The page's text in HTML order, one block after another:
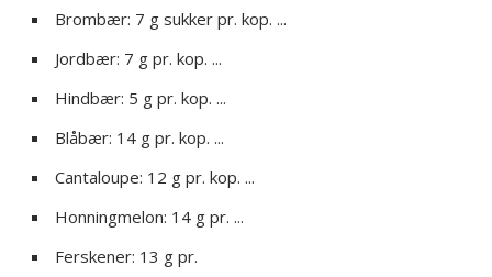
Brombær: 7 g sukker pr. kop. ...
Jordbær: 7 g pr. kop. ...
Hindbær: 5 g pr. kop. ...
Blåbær: 14 g pr. kop. ...
Cantaloupe: 12 g pr. kop. ...
Honningmelon: 14 g pr. ...
Ferskener: 13 g pr.